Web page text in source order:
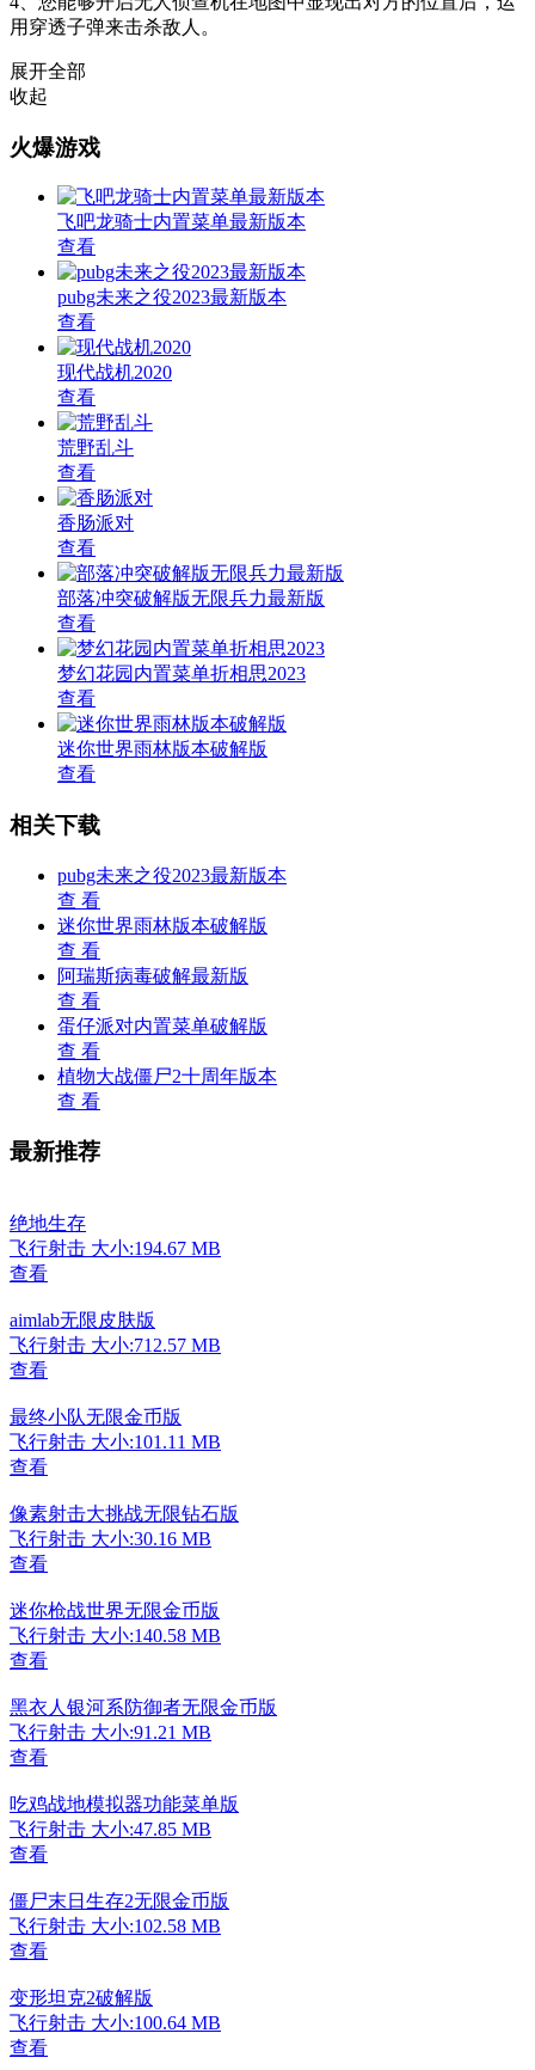
用穿透子弹来击杀敌人。
展开全部
收起
火爆游戏
飞吧龙骑士内置菜单最新版本
查看
pubg未来之役2023最新版本
查看
现代战机2020
查看
荒野乱斗
查看
香肠派对
查看
部落冲突破解版无限兵力最新版
查看
梦幻花园内置菜单折相思2023
查看
迷你世界雨林版本破解版
查看
相关下载
pubg未来之役2023最新版本
查 看
迷你世界雨林版本破解版
查 看
阿瑞斯病毒破解最新版
查 看
蛋仔派对内置菜单破解版
查 看
植物大战僵尸2十周年版本
查 看
最新推荐
绝地生存
飞行射击 大小:194.67 MB
查看
aimlab无限皮肤版
飞行射击 大小:712.57 MB
查看
最终小队无限金币版
飞行射击 大小:101.11 MB
查看
像素射击大挑战无限钻石版
飞行射击 大小:30.16 MB
查看
迷你枪战世界无限金币版
飞行射击 大小:140.58 MB
查看
黑衣人银河系防御者无限金币版
飞行射击 大小:91.21 MB
查看
吃鸡战地模拟器功能菜单版
飞行射击 大小:47.85 MB
查看
僵尸末日生存2无限金币版
飞行射击 大小:102.58 MB
查看
变形坦克2破解版
飞行射击 大小:100.64 MB
查看